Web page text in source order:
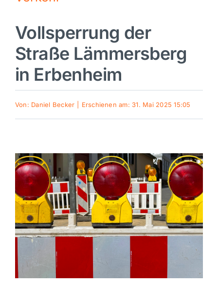
Politik
Wirtschaft
Panorama
Mein Stadtteil
Galerie
Verkehrsmeldungen
Vollsperrung der
Straße Lämmersberg
in Erbenheim
Von: Daniel Becker Erschienen am: 31. Mai 2025 15:05